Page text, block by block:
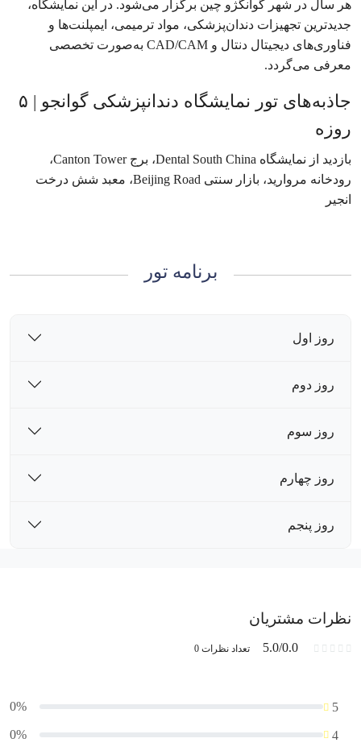
هر سال در شهر گوانگژو چین برگزار می‌شود. در این نمایشگاه،
جدیدترین تجهیزات دندان‌پزشکی، مواد ترمیمی، ایمپلنت‌ها و
فناوری‌های دیجیتال دنتال و CAD/CAM به‌صورت تخصصی
معرفی می‌گردد.
جاذبه‌های تور نمایشگاه دندانپزشکی گوانجو | ۵
روزه
بازدید از نمایشگاه Dental South China، برج Canton Tower،
رودخانه مروارید، بازار سنتی Beijing Road، معبد شش درخت
انجیر
برنامه تور
روز اول
روز دوم
روز سوم
روز چهارم
روز پنجم
نظرات مشتریان
5.0/0.0 تعداد نظرات 0
5
0%
4
0%